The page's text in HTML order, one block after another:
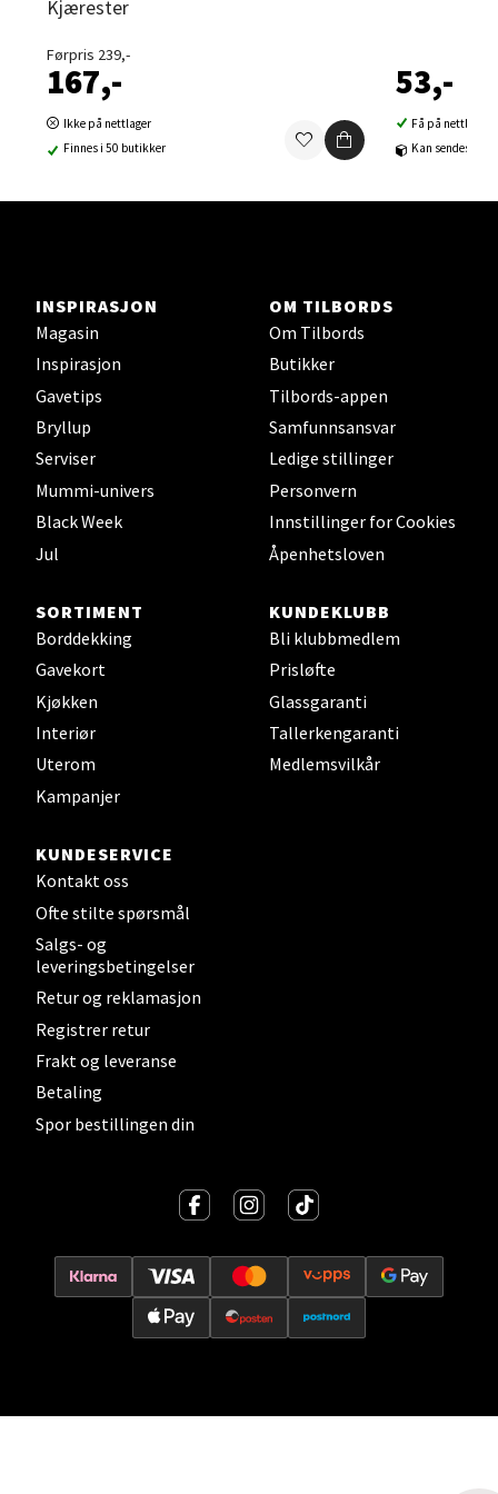
Kjærester
Førpris 239,-
167,-
Ikke på nettlager
Finnes i 50 butikker
53,-
Få på nettlager
Kan sendes til
INSPIRASJON
Magasin
Inspirasjon
Gavetips
Bryllup
Serviser
Mummi-univers
Black Week
Jul
OM TILBORDS
Om Tilbords
Butikker
Tilbords-appen
Samfunnsansvar
Ledige stillinger
Personvern
Innstillinger for Cookies
Åpenhetsloven
SORTIMENT
Borddekking
Gavekort
Kjøkken
Interiør
Uterom
Kampanjer
KUNDEKLUBB
Bli klubbmedlem
Prisløfte
Glassgaranti
Tallerkengaranti
Medlemsvilkår
KUNDESERVICE
Kontakt oss
Ofte stilte spørsmål
Salgs- og
leveringsbetingelser
Retur og reklamasjon
Registrer retur
Frakt og leveranse
Betaling
Spor bestillingen din
Sortland - Sortland Storsenter
Åpent i dag 10-16
Steinkjer - Thon Senter Steinkjer
Sjøfartsgata 2, 7714 Steinkjer
Åpent i dag 10-18
0 i butikk
Leirvik - Stord
Torgbakken 2, 5401 Stord
Åpent i dag 10-15
0 i butikk
Oslo - Thon Senter Storo
Vitaminveien 7 - 9, 0485 Oslo
Åpent i dag 10-19
0 i butikk
Lillehammer - Strandtorget
Strandtorget, 2609 Lillehammer
Åpent i dag 09-18